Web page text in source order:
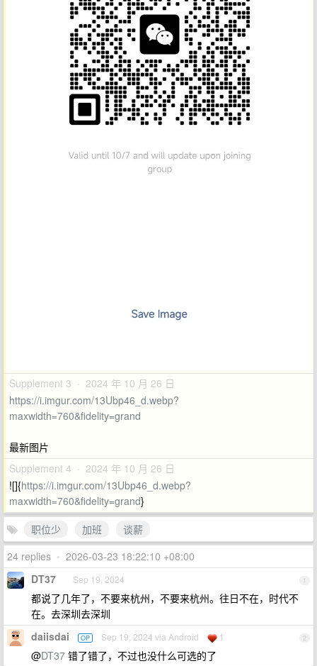
Supplement 3 · 2024 年 10 月 26 日
https://i.imgur.com/13Ubp46_d.webp?
maxwidth=760&fidelity=grand
最新图片
Supplement 4 · 2024 年 10 月 26 日
![]{https://i.imgur.com/13Ubp46_d.webp?
maxwidth=760&fidelity=grand}
职位少
加班
谈薪
24 replies • 2026-03-23 18:22:10 +08:00
1
DT37 Sep 19, 2024
都说了几年了，不要来杭州，不要来杭州。往日不在，时代不
在。去深圳去深圳
2
daiisdai OP Sep 19, 2024 via Android 1
@DT37 错了错了，不过也没什么可选的了